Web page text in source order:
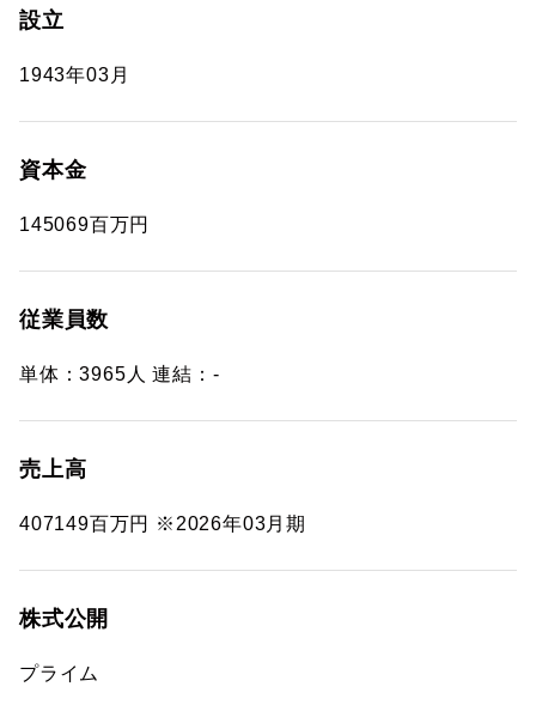
設立
1943年03月
資本金
145069百万円
従業員数
単体：3965人 連結：-
売上高
407149百万円 ※2026年03月期
株式公開
プライム